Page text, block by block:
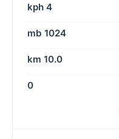
4 kph
1024 mb
10.0 km
0